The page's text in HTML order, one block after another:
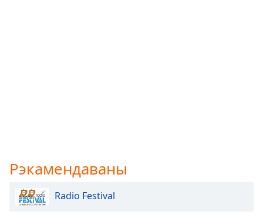
Рэкамендаваны
Radio Festival